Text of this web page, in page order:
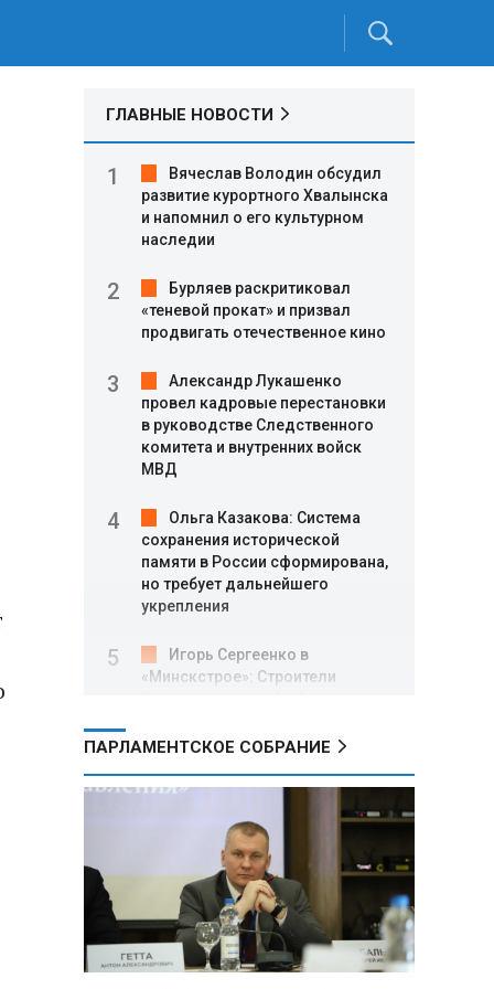
ГЛАВНЫЕ НОВОСТИ
Вячеслав Володин обсудил
развитие курортного Хвалынска
и напомнил о его культурном
наследии
Бурляев раскритиковал
«теневой прокат» и призвал
продвигать отечественное кино
Александр Лукашенко
провел кадровые перестановки
в руководстве Следственного
комитета и внутренних войск
МВД
Ольга Казакова: Система
сохранения исторической
памяти в России сформирована,
но требует дальнейшего
укрепления
Игорь Сергеенко в
«Минскстрое»: Строители
в улучшении охраны труда
МИД РФ: Поездка
Зеленского в США не принесла
ожидаемых результатов
Белорусские школьники
собрали первые «космические»
томаты из семян, побывавших
на орбите
ПАРЛАМЕНТСКОЕ СОБРАНИЕ